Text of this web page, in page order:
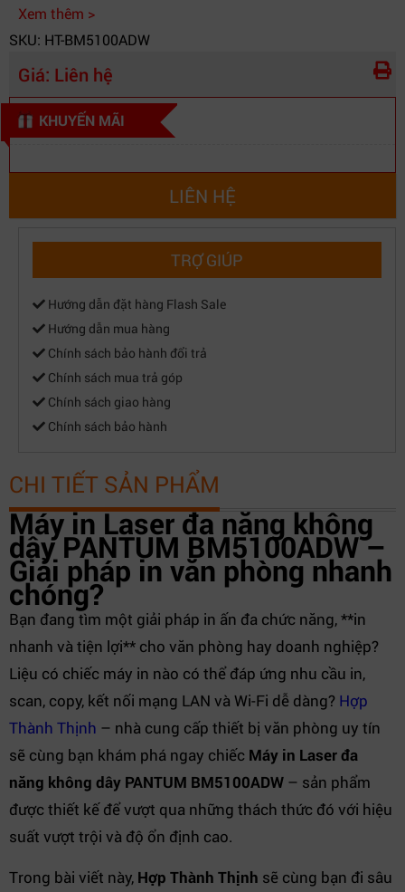
Xem thêm >
SKU: HT-BM5100ADW
Giá: Liên hệ
KHUYẾN MÃI
LIÊN HỆ
TRỢ GIÚP
Hướng dẫn đặt hàng Flash Sale
Hướng dẫn mua hàng
Chính sách bảo hành đổi trả
Chính sách mua trả góp
Chính sách giao hàng
Chính sách bảo hành
CHI TIẾT SẢN PHẨM
Máy in Laser đa năng không
dây PANTUM BM5100ADW –
Giải pháp in văn phòng nhanh
chóng?
Bạn đang tìm một giải pháp in ấn đa chức năng, **in
nhanh và tiện lợi** cho văn phòng hay doanh nghiệp?
Liệu có chiếc máy in nào có thể đáp ứng nhu cầu in,
scan, copy, kết nối mạng LAN và Wi-Fi dễ dàng? Hợp
Thành Thịnh – nhà cung cấp thiết bị văn phòng uy tín
sẽ cùng bạn khám phá ngay chiếc Máy in Laser đa
năng không dây PANTUM BM5100ADW – sản phẩm
được thiết kế để vượt qua những thách thức đó với hiệu
suất vượt trội và độ ổn định cao.
Trong bài viết này, Hợp Thành Thịnh sẽ cùng bạn đi sâu